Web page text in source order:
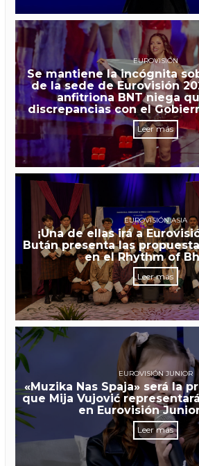
EUROVISIÓN
Se mantiene la incógnita
de la sede de Eurovisión
anfitriona BNT niega
discrepancias con el
Leer más
EUROVISIÓN ASIA
¡Una de ellas irá a
Bután presenta las
en el Rhythm of
Leer más
EUROVISIÓN JUNIOR
«Muzika Nas Spaja» será la
que Mija Vujović
en Eurovisión
Leer más